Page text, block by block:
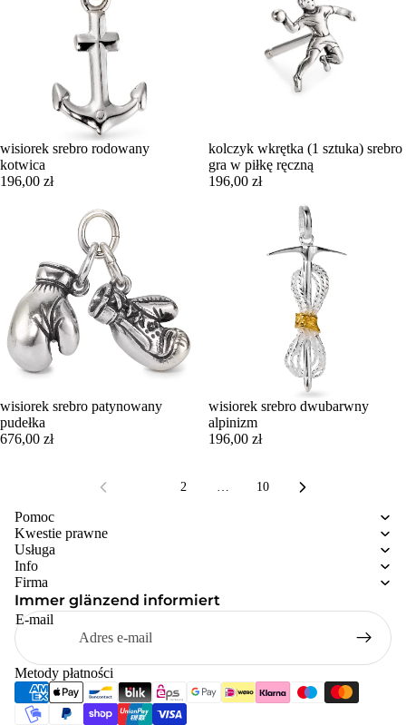
wisiorek srebro rodowany
kotwica
196,00 zł
kolczyk wkrętka (1 sztuka) srebro
gra w piłkę ręczną
196,00 zł
wisiorek srebro patynowany
pudełka
676,00 zł
wisiorek srebro dwubarwny
alpinizm
196,00 zł
2 … 10
Pomoc
Kwestie prawne
Usługa
Info
Firma
Immer glänzend informiert
E-mail
Metody płatności